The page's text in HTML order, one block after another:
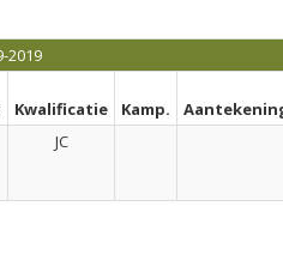
2019
Kwalificatie Kamp.
JC